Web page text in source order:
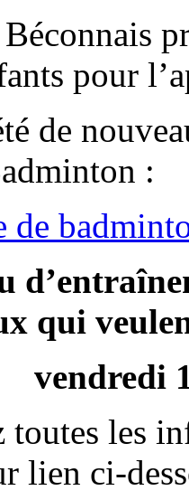
pour
de
:
de
qui
vendredi
toutes les
lien ci-